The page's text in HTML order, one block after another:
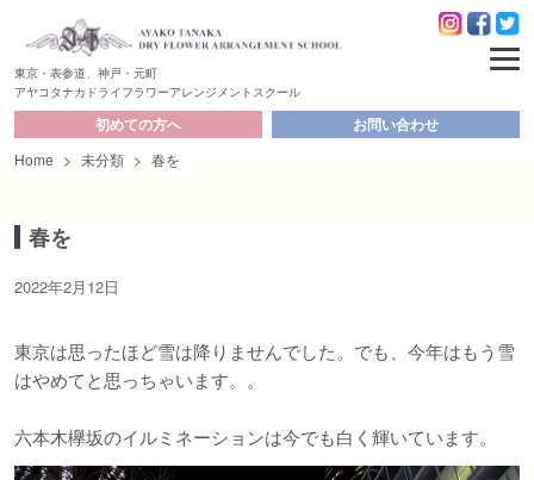
東京・表参道、神戸・元町
アヤコタナカドライフラワーアレンジメントスクール
初めての方へ お問い合わせ
Home > 未分類 > 春を
春を
2022年2月12日
東京は思ったほど雪は降りませんでした。でも、今年はもう雪
はやめてと思っちゃいます。。
六本木欅坂のイルミネーションは今でも白く輝いています。